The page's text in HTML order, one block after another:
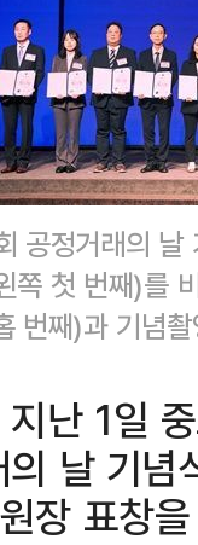
공정거래의 날
쪽 첫 번째)를
번째)과 기념
난 1일
날 기념
장 표창